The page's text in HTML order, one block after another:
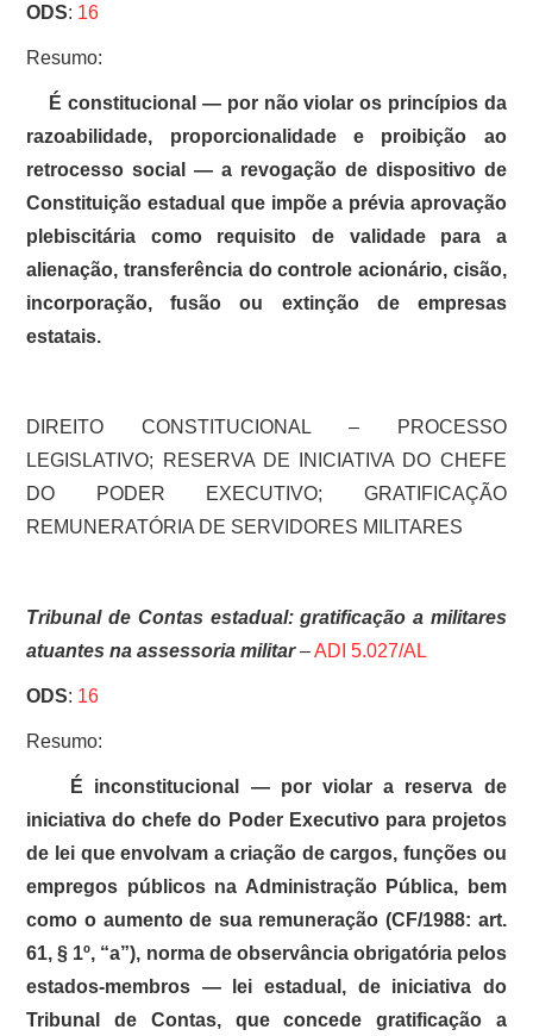
ODS: 16
Resumo:
É constitucional — por não violar os princípios da
razoabilidade, proporcionalidade e proibição ao
retrocesso social — a revogação de dispositivo de
Constituição estadual que impõe a prévia aprovação
plebiscitária como requisito de validade para a
alienação, transferência do controle acionário, cisão,
incorporação, fusão ou extinção de empresas
estatais.
DIREITO CONSTITUCIONAL – PROCESSO
LEGISLATIVO; RESERVA DE INICIATIVA DO CHEFE
DO PODER EXECUTIVO; GRATIFICAÇÃO
REMUNERATÓRIA DE SERVIDORES MILITARES
Tribunal de Contas estadual: gratificação a militares
atuantes na assessoria militar–ADI 5.027/AL
ODS: 16
Resumo:
É inconstitucional — por violar a reserva de
iniciativa do chefe do Poder Executivo para projetos
de lei que envolvam a criação de cargos, funções ou
empregos públicos na Administração Pública, bem
como o aumento de sua remuneração (CF/1988: art.
61, § 1º, “a”), norma de observância obrigatória pelos
estados-membros — lei estadual, de iniciativa do
Tribunal de Contas, que concede gratificação a